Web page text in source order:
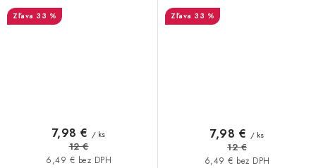
33 %
6,49 € bez DPH
7,98 € / ks
12 €
33 %
6,49 € bez DPH
7,98 € / ks
12 €